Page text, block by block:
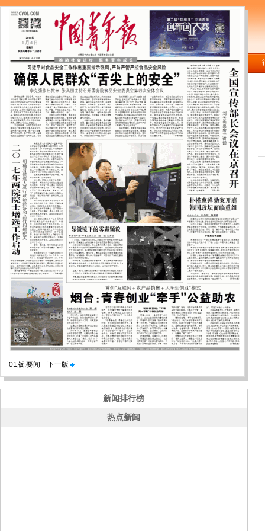
01版:要闻 下一版
新闻排行榜
热点新闻